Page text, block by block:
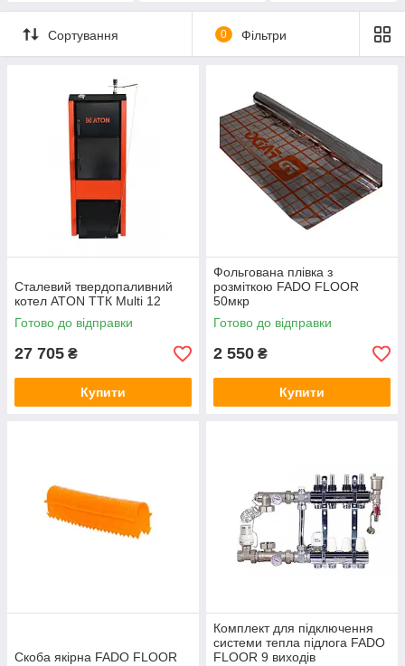
Сортування 0 Фільтри
Сталевий твердопаливний
котел ATON ТТК Multi 12
Готово до відправки
27 705 ₴
Купити
Фольгована плівка з
розміткою FADO FLOOR
50мкр
Готово до відправки
2 550 ₴
Купити
Скоба якірна FADO FLOOR
Комплект для підключення
системи тепла підлога FADO
FLOOR 9 виходів